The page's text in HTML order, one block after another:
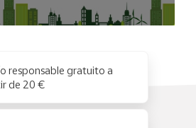
responsable gratuito a
de 20 €